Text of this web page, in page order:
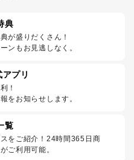
典
が盛りだくさん！
ンもお見逃しなく。
プリ
！
をお知らせします。
覧
をご紹介！24時間365日商
ご利用可能。